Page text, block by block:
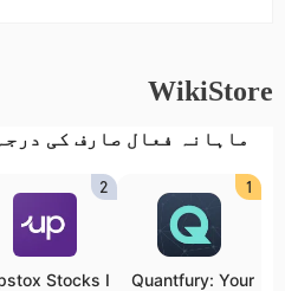
WikiStore
ماہانہ فعال صارف کی
Quantfury: Your
1
Stocks I
2